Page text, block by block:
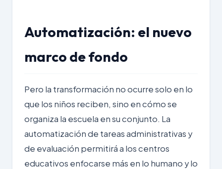
Automatización: el nuevo
marco de fondo
Pero la transformación no ocurre solo en lo
que los niños reciben, sino en cómo se
organiza la escuela en su conjunto. La
automatizaciónde tareas administrativas y
de evaluación permitirá a los centros
educativos enfocarse más en lo humano y lo